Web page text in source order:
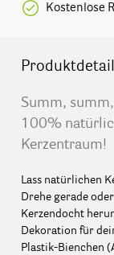
Kostenlose
Summ,
100%
Kerzentraum!
Lass natürlichen
Drehe gerade
Kerzendocht
Dekoration für
Plastik-Bienchen